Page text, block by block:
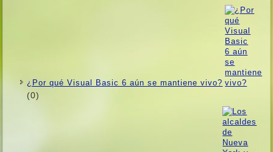
¿Por qué Visual Basic 6 aún se mantiene vivo?
(0)